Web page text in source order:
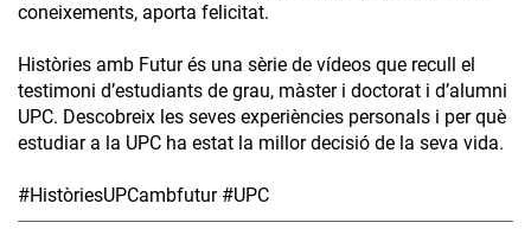
coneixements, aporta felicitat.
Històries amb Futur és una sèrie de vídeos que recull el
testimoni d’estudiants de grau, màster i doctorat i d’alumni
UPC. Descobreix les seves experiències personals i per què
estudiar a la UPC ha estat la millor decisió de la seva vida.
#HistòriesUPCambfutur #UPC